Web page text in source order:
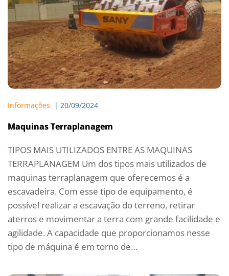
Informações
  |
20/09/2024
Maquinas Terraplanagem
TIPOS MAIS UTILIZADOS ENTRE AS MAQUINAS
TERRAPLANAGEM Um dos tipos mais utilizados de
maquinas terraplanagem que oferecemos é a
escavadeira. Com esse tipo de equipamento, é
possível realizar a escavação do terreno, retirar
aterros e movimentar a terra com grande facilidade e
agilidade. A capacidade que proporcionamos nesse
tipo de máquina é em torno de…